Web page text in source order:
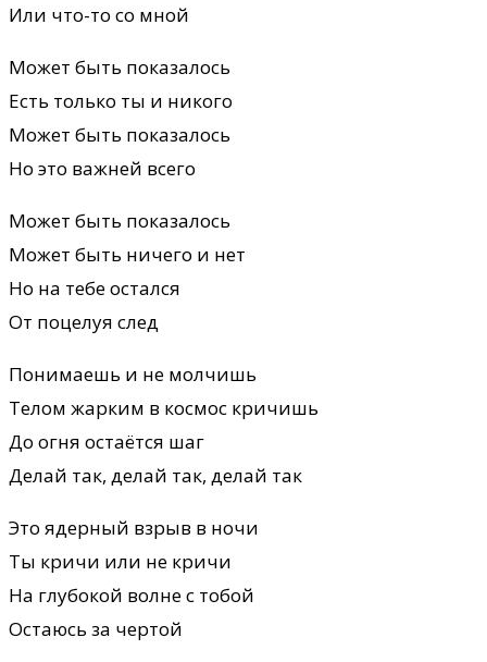
Или что-то со мной
Может быть показалось
Есть только ты и никого
Может быть показалось
Но это важней всего
Может быть показалось
Может быть ничего и нет
Но на тебе остался
От поцелуя след
Понимаешь и не молчишь
Телом жарким в космос кричишь
До огня остаётся шаг
Делай так, делай так, делай так
Это ядерный взрыв в ночи
Ты кричи или не кричи
На глубокой волне с тобой
Остаюсь за чертой